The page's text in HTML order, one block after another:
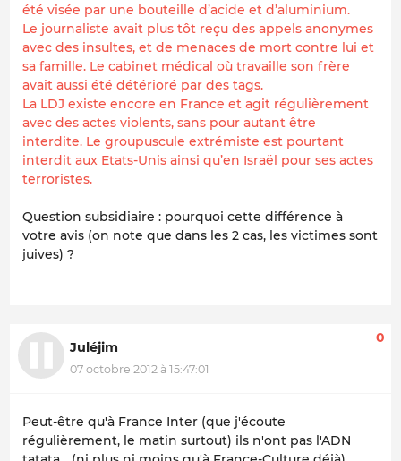
été visée par une bouteille d’acide et d’aluminium.
Le journaliste avait plus tôt reçu des appels anonymes
avec des insultes, et de menaces de mort contre lui et
sa famille. Le cabinet médical où travaille son frère
avait aussi été détérioré par des tags.
La LDJ existe encore en France et agit régulièrement
avec des actes violents, sans pour autant être
interdite. Le groupuscule extrémiste est pourtant
interdit aux Etats-Unis ainsi qu’en Israël pour ses actes
terroristes.
Question subsidiaire : pourquoi cette différence à
votre avis (on note que dans les 2 cas, les victimes sont
juives) ?
Juléjim
07 octobre 2012 à 15:47:01
0
Peut-être qu'à France Inter (que j'écoute
régulièrement, le matin surtout) ils n'ont pas l'ADN